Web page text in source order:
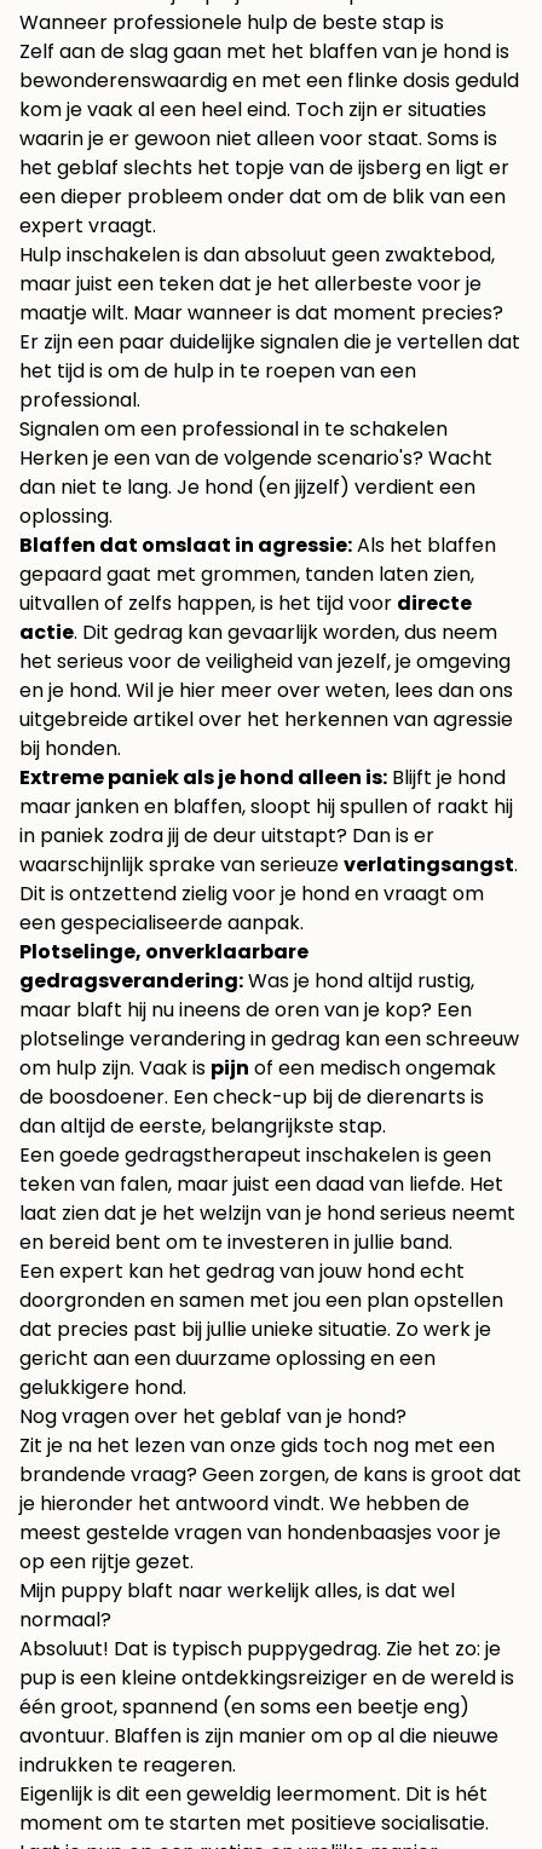
Wanneer professionele hulp de beste stap is
Zelf aan de slag gaan met het blaffen van je hond is
bewonderenswaardig en met een flinke dosis geduld
kom je vaak al een heel eind. Toch zijn er situaties
waarin je er gewoon niet alleen voor staat. Soms is
het geblaf slechts het topje van de ijsberg en ligt er
een dieper probleem onder dat om de blik van een
expert vraagt.
Hulp inschakelen is dan absoluut geen zwaktebod,
maar juist een teken dat je het allerbeste voor je
maatje wilt. Maar wanneer is dat moment precies?
Er zijn een paar duidelijke signalen die je vertellen dat
het tijd is om de hulp in te roepen van een
professional.
Signalen om een professional in te schakelen
Herken je een van de volgende scenario's? Wacht
dan niet te lang. Je hond (en jijzelf) verdient een
oplossing.
Blaffen dat omslaat in agressie:Als het blaffen
gepaard gaat met grommen, tanden laten zien,
uitvallen of zelfs happen, is het tijd voor directe
actie. Dit gedrag kan gevaarlijk worden, dus neem
het serieus voor de veiligheid van jezelf, je omgeving
en je hond. Wil je hier meer over weten, lees dan ons
uitgebreide artikel over het herkennen vanagressie
bij honden.
Extreme paniek als je hond alleen is: Blijft je hond
maar janken en blaffen, sloopt hij spullen of raakt hij
in paniek zodra jij de deur uitstapt? Dan is er
waarschijnlijk sprake van serieuzeverlatingsangst.
Dit is ontzettend zielig voor je hond en vraagt om
een gespecialiseerde aanpak.
Plotselinge, onverklaarbare
gedragsverandering:Was je hond altijd rustig,
maar blaft hij nu ineens de oren van je kop? Een
plotselinge verandering in gedrag kan een schreeuw
om hulp zijn. Vaak is pijn of een medisch ongemak
de boosdoener. Een check-up bij de dierenarts is
dan altijd de eerste, belangrijkste stap.
Een goede gedragstherapeut inschakelen is geen
teken van falen, maar juist een daad van liefde. Het
laat zien dat je het welzijn van je hond serieus neemt
en bereid bent om te investeren in jullie band.
Een expert kan het gedrag van jouw hond echt
doorgronden en samen met jou een plan opstellen
dat precies past bij jullie unieke situatie. Zo werk je
gericht aan een duurzame oplossing en een
gelukkigere hond.
Nog vragen over het geblaf van je hond?
Zit je na het lezen van onze gids toch nog met een
brandende vraag? Geen zorgen, de kans is groot dat
je hieronder het antwoord vindt. We hebben de
meest gestelde vragen van hondenbaasjes voor je
op een rijtje gezet.
Mijn puppy blaft naar werkelijk alles, is dat wel
normaal?
Absoluut! Dat is typisch puppygedrag. Zie het zo: je
pup is een kleine ontdekkingsreiziger en de wereld is
één groot, spannend (en soms een beetje eng)
avontuur. Blaffen is zijn manier om op al die nieuwe
indrukken te reageren.
Eigenlijk is dit een geweldig leermoment. Dit is hét
moment om te starten met positieve socialisatie.